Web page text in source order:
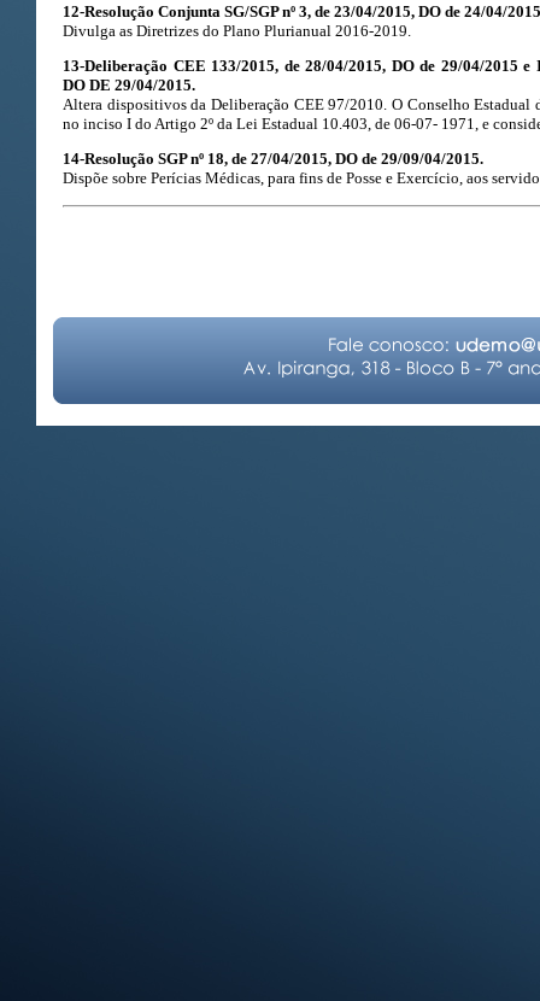
12-Resolução Conjunta SG/SGP nº 3, de 23/04/2015, DO de 24/04/
Divulga as Diretrizes do Plano Plurianual 2016-2019.
13-Deliberação CEE 133/2015, de 28/04/2015, DO de 29/04/2015 e
DO DE 29/04/2015.
Altera dispositivos da Deliberação CEE 97/2010. O Conselho Estadual
no inciso I do Artigo 2º da Lei Estadual 10.403, de 06-07- 1971, e
14-Resolução SGP nº 18, de 27/04/2015, DO de 29/09/04/2015.
Dispõe sobre Perícias Médicas, para fins de Posse e Exercício, aos